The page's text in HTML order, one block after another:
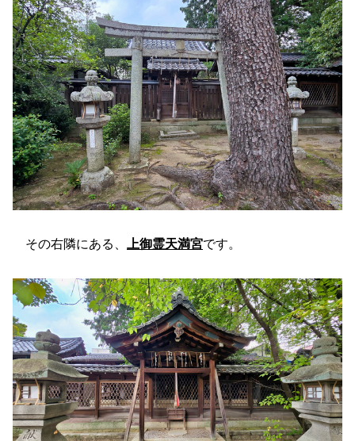
その右隣にある、 上御霊天満宮です。